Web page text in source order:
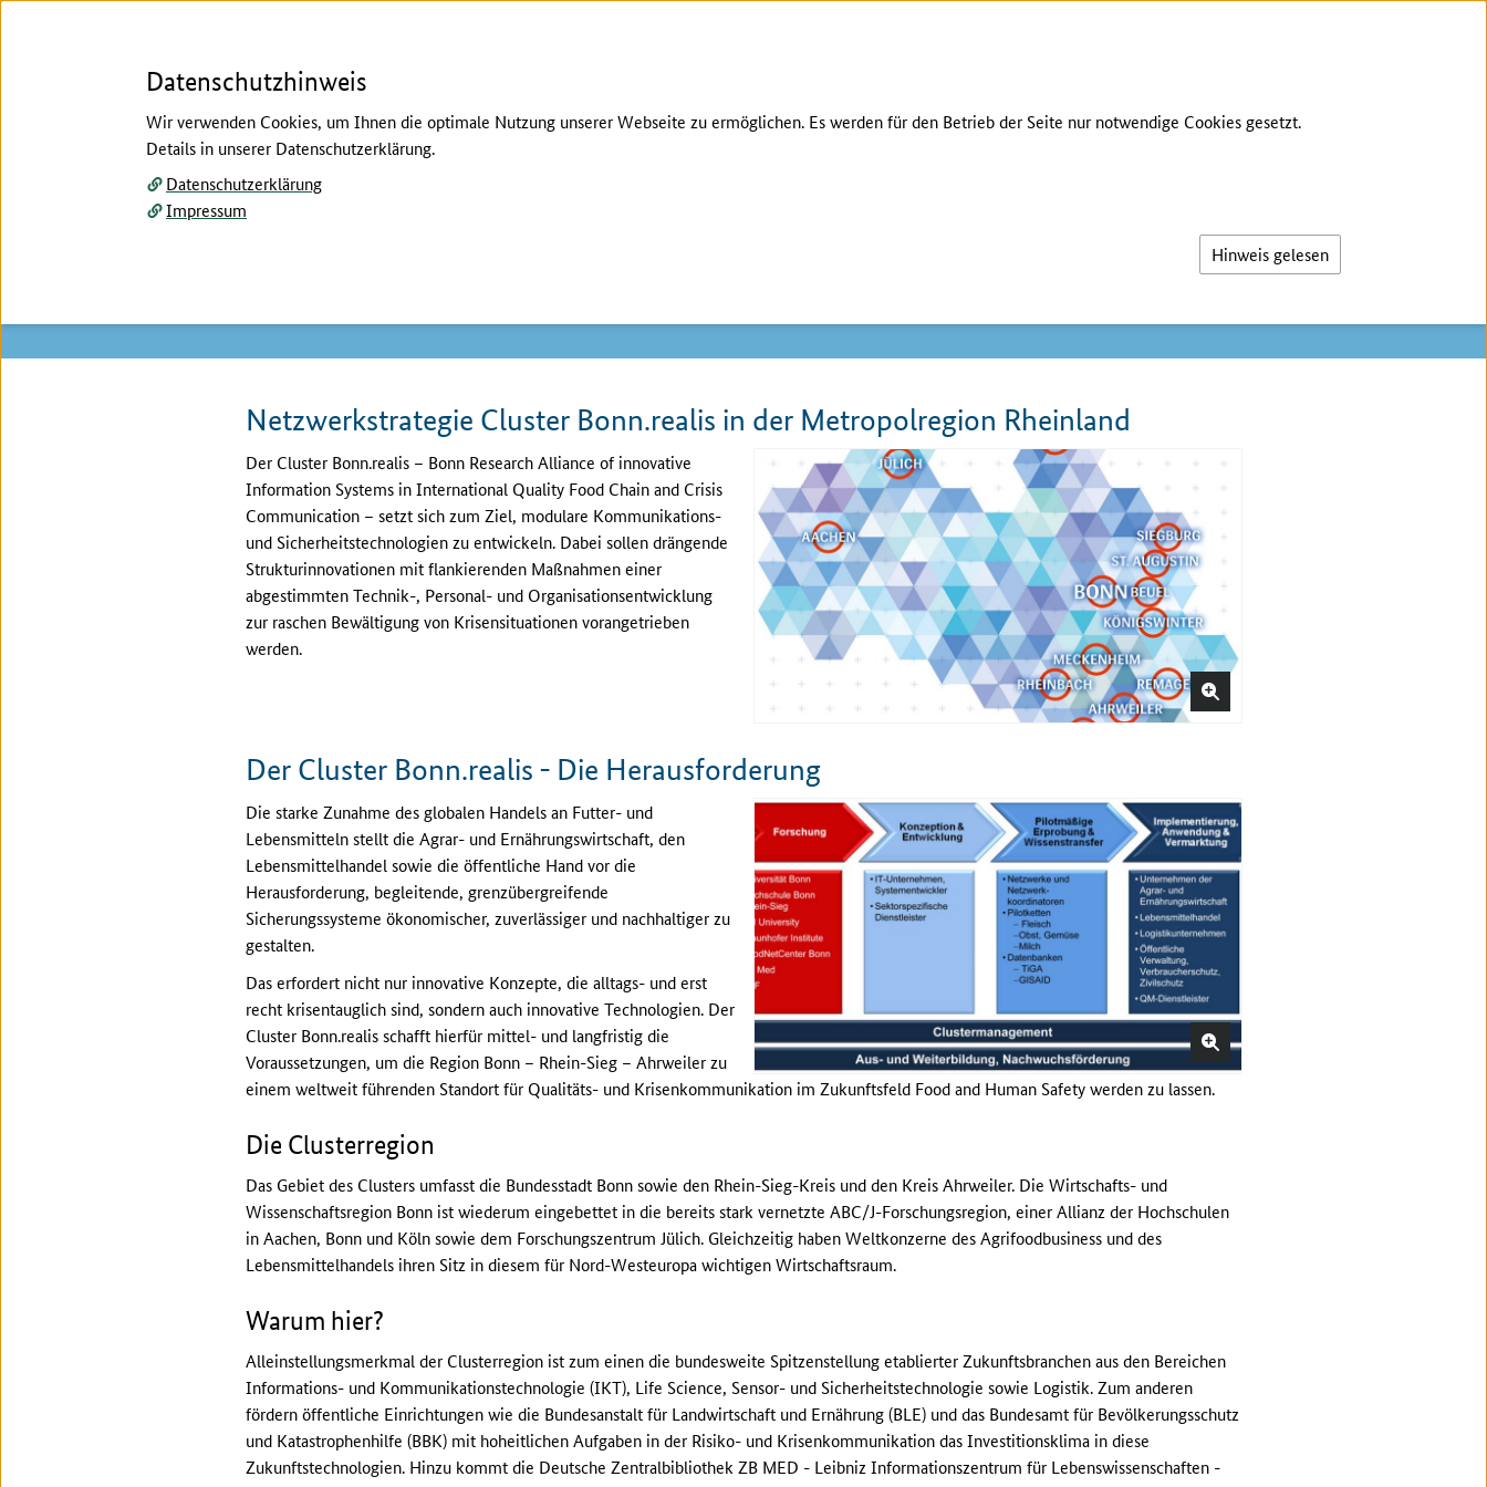
Menü
Netzwerkstrategie Cluster Bonn.realis in der Metropolregion Rheinland
Der Cluster Bonn.realis – Bonn Research Alliance of innovative
Information Systems in International Quality Food Chain and Crisis
Communication – setzt sich zum Ziel, modulare Kommunikations-
und Sicherheitstechnologien zu entwickeln. Dabei sollen drängende
Strukturinnovationen mit flankierenden Maßnahmen einer
abgestimmten Technik-, Personal- und Organisationsentwicklung
zur raschen Bewältigung von Krisensituationen vorangetrieben
werden.
Der Cluster Bonn.realis - Die Herausforderung
Die starke Zunahme des globalen Handels an Futter- und
Lebensmitteln stellt die Agrar- und Ernährungswirtschaft, den
Lebensmittelhandel sowie die öffentliche Hand vor die
Herausforderung, begleitende, grenzübergreifende
Sicherungssysteme ökonomischer, zuverlässiger und nachhaltiger zu
gestalten.
Das erfordert nicht nur innovative Konzepte, die alltags- und erst
recht krisentauglich sind, sondern auch innovative Technologien. Der
Cluster Bonn.realis schafft hierfür mittel- und langfristig die
Voraussetzungen, um die Region Bonn – Rhein-Sieg – Ahrweiler zu
einem weltweit führenden Standort für Qualitäts- und Krisenkommunikation im Zukunftsfeld Food and Human Safety werden zu lassen.
Die Clusterregion
Das Gebiet des Clusters umfasst die Bundesstadt Bonn sowie den Rhein-Sieg-Kreis und den Kreis Ahrweiler. Die Wirtschafts- und
Wissenschaftsregion Bonn ist wiederum eingebettet in die bereits stark vernetzte ABC/J-Forschungsregion, einer Allianz der Hochschulen
in Aachen, Bonn und Köln sowie dem Forschungszentrum Jülich. Gleichzeitig haben Weltkonzerne des Agrifoodbusiness und des
Lebensmittelhandels ihren Sitz in diesem für Nord-Westeuropa wichtigen Wirtschaftsraum.
Warum hier?
Alleinstellungsmerkmal der Clusterregion ist zum einen die bundesweite Spitzenstellung etablierter Zukunftsbranchen aus den Bereichen
Informations- und Kommunikationstechnologie (IKT), Life Science, Sensor- und Sicherheitstechnologie sowie Logistik. Zum anderen
fördern öffentliche Einrichtungen wie die Bundesanstalt für Landwirtschaft und Ernährung (BLE) und das Bundesamt für Bevölkerungsschutz
und Katastrophenhilfe (BBK) mit hoheitlichen Aufgaben in der Risiko- und Krisenkommunikation das Investitionsklima in diese
Zukunftstechnologien. Hinzu kommt die Deutsche Zentralbibliothek ZB MED - Leibniz Informationszentrum für Lebenswissenschaften -
Datenschutzhinweis
Wir verwenden Cookies, um Ihnen die optimale Nutzung unserer Webseite zu ermöglichen. Es werden für den Betrieb der Seite nur notwendige Cookies gesetzt.
Details in unserer Datenschutzerklärung.
Datenschutzerklärung
Impressum
Hinweis gelesen